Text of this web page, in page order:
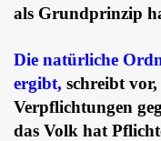
als Grundprinzip
Die natürliche
ergibt, schreibt
Verpflichtungen
das Volk hat